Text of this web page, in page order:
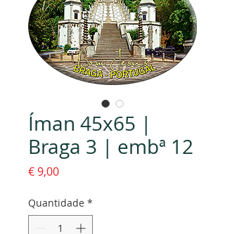
Íman 45x65 |
Braga 3 | embª 12
€ 9,00Preço
Quantidade *